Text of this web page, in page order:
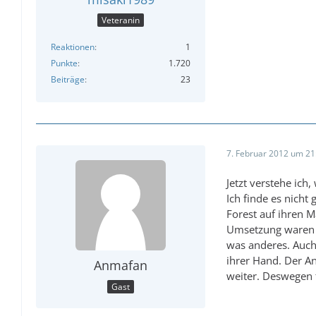
Veteranin
Reaktionen
1
Punkte
1.720
Beiträge
23
Anmafan
Gast
7. Februar 2012 um
Jetzt verstehe
Ich finde es nicht
Forest auf ihren
Umsetzung
was anderes.
ihrer Hand. Der
weiter.